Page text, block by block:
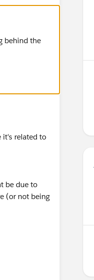
behind the
it's related to
be due to
(or not being